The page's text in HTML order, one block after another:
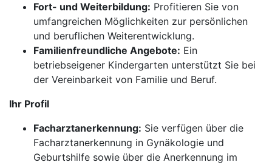
Fort- und Weiterbildung: Profitieren Sie von
umfangreichen Möglichkeiten zur persönlichen
und beruflichen Weiterentwicklung.
Familienfreundliche Angebote: Ein
betriebseigener Kindergarten unterstützt Sie bei
der Vereinbarkeit von Familie und Beruf.
Ihr Profil
Facharztanerkennung: Sie verfügen über die
Facharztanerkennung in Gynäkologie und
Geburtshilfe sowie über die Anerkennung im